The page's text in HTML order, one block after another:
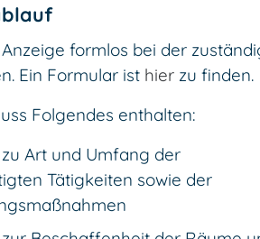
formlos bei der
Ein Formular ist hier zu finden.
Folgendes enthalten:
Art und Umfang der
Tätigkeiten sowie der